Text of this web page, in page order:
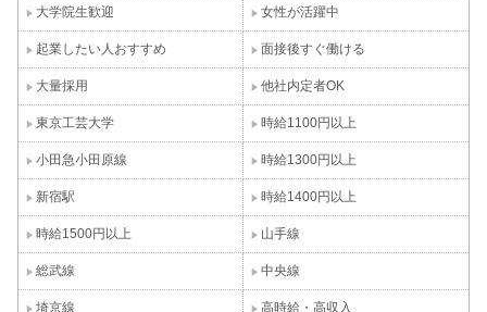
大学院生歓迎 女性が活躍中
起業したい人おすすめ 面接後すぐ働ける
大量採用 他社内定者OK
東京工芸大学 時給1100円以上
小田急小田原線 時給1300円以上
新宿駅 時給1400円以上
時給1500円以上 山手線
総武線 中央線
埼京線 高時給・高収入